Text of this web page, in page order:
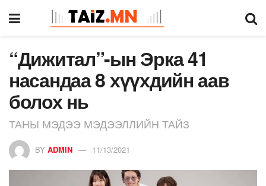
“Дижитал”-ын Эрка 41
насандаа 8 хүүхдийн аав
болох нь
ТАНЫ МЭДЭЭ МЭДЭЭЛЛИЙН ТАЙЗ
BY ADMIN 11/13/2021